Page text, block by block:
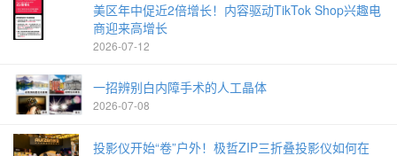
美区年中促近2倍增长！内容驱动TikTok Shop兴趣电
商迎来高增长
2026-07-12
一招辨别白内障手术的人工晶体
2026-07-08
投影仪开始“卷”户外！极哲ZIP三折叠投影仪如何在